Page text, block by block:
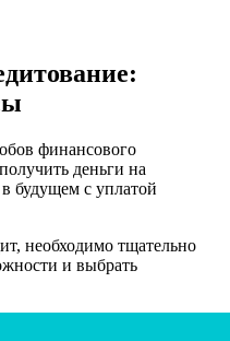
финансового
деньги на
будущем с уплатой
необходимо тщательно
и выбрать